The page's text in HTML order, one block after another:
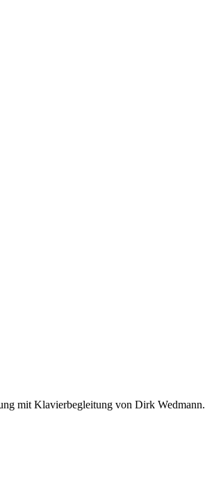
mit Klavierbegleitung von Dirk Wedmann.